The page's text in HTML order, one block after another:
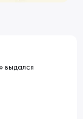
выдался